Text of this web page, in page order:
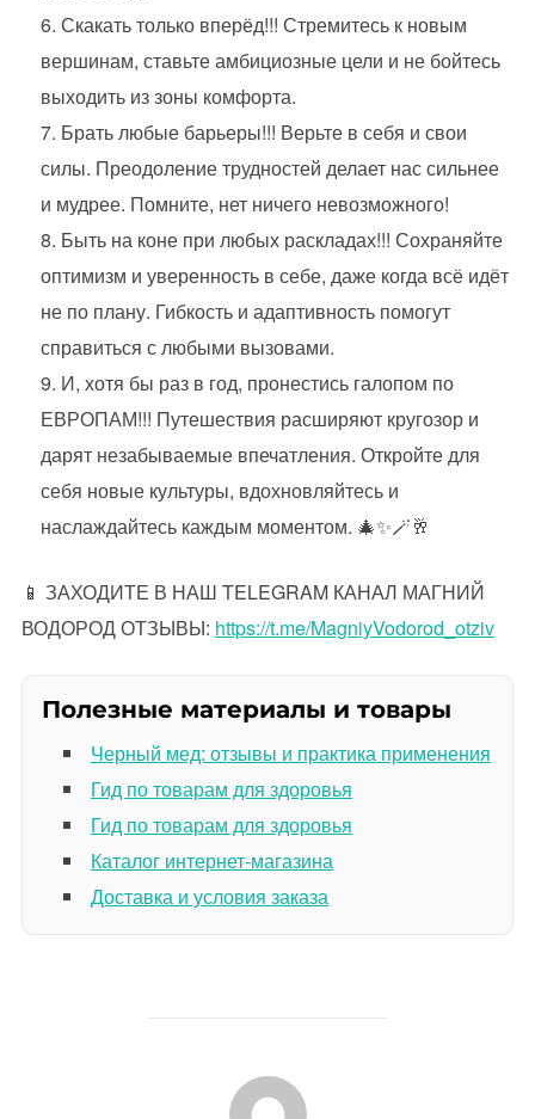
Скакать только вперёд!!! Стремитесь к новым
вершинам, ставьте амбициозные цели и не бойтесь
выходить из зоны комфорта.
Брать любые барьеры!!! Верьте в себя и свои
силы. Преодоление трудностей делает нас сильнее
и мудрее. Помните, нет ничего невозможного!
Быть на коне при любых раскладах!!! Сохраняйте
оптимизм и уверенность в себе, даже когда всё идёт
не по плану. Гибкость и адаптивность помогут
справиться с любыми вызовами.
И, хотя бы раз в год, пронестись галопом по
ЕВРОПАМ!!! Путешествия расширяют кругозор и
дарят незабываемые впечатления. Откройте для
себя новые культуры, вдохновляйтесь и
наслаждайтесь каждым моментом. 🎄✨🪄🥂
📱 ЗАХОДИТЕ В НАШ TELEGRAM КАНАЛ МАГНИЙ
ВОДОРОД ОТЗЫВЫ: https://t.me/MagniyVodorod_otziv
Полезные материалы и товары
Черный мед: отзывы и практика применения
Гид по товарам для здоровья
Гид по товарам для здоровья
Каталог интернет-магазина
Доставка и условия заказа
АВТОР ЗАПИСИ